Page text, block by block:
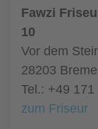
Fawzi
10
Vor dem
28203
Tel.: +49 171
zum Friseur